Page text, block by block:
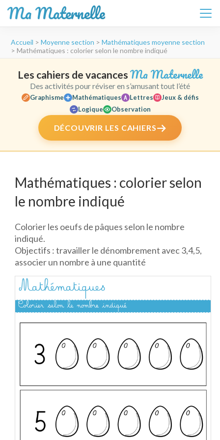
Ma Maternelle
contenu
Entrée)
Accueil > Moyenne section > Mathématiques moyenne section
> Mathématiques : colorier selon le nombre indiqué
Les cahiers de vacances Ma Maternelle
Des activités pour réviser en s’amusant tout l’été
Graphisme Mathématiques Lettres
Jeux & défis
Logique
Observation
DÉCOUVRIR LES CAHIERS
Mathématiques : colorier selon
le nombre indiqué
Colorier les oeufs de pâques selon le nombre
indiqué.
Objectifs : travailler le dénombrement avec 3,4,5,
associer un nombre à une quantité